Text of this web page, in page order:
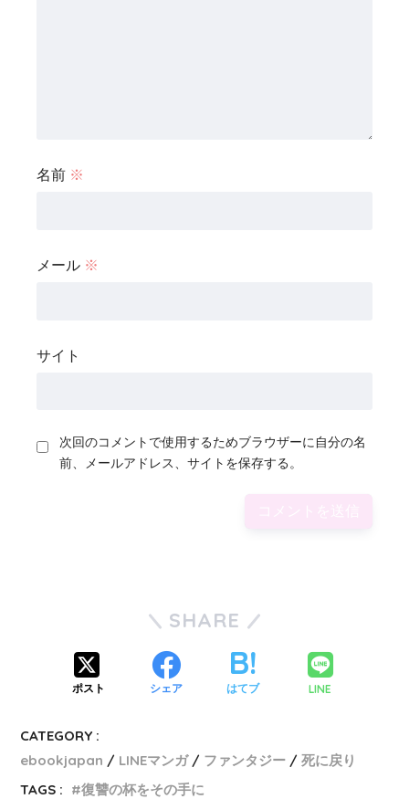
名前 ※
メール ※
サイト
次回のコメントで使用するためブラウザーに自分の名
前、メールアドレス、サイトを保存する。
SHARE
ポスト シェア はてブ LINE
CATEGORY :
ebookjapan
LINEマンガ ファンタジー
死に戻り
TAGS :
復讐の杯をその手に